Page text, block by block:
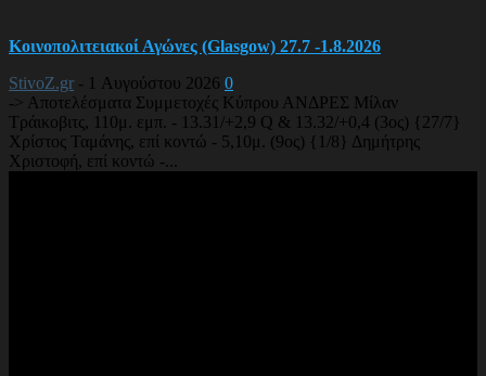
Κοινοπολιτειακοί Αγώνες (Glasgow) 27.7 -1.8.2026
StivoZ.gr - 1 Αυγούστου 2026 0
-> Αποτελέσματα Συμμετοχές Κύπρου ΑΝΔΡΕΣ Μίλαν
Τράικοβιτς, 110μ. εμπ. - 13.31/+2,9 Q & 13.32/+0,4 (3ος) {27/7}
Χρίστος Ταμάνης, επί κοντώ - 5,10μ. (9ος) {1/8} Δημήτρης
Χριστοφή, επί κοντώ -...